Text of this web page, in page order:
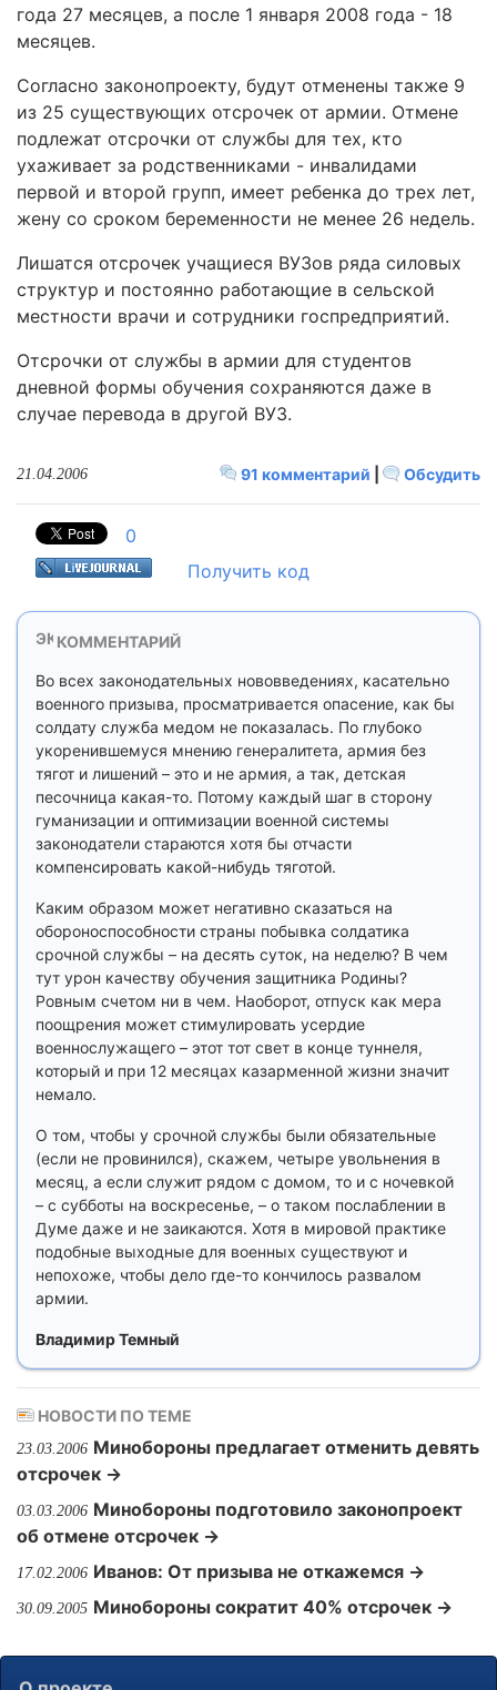
года 27 месяцев, а после 1 января 2008 года - 18
месяцев.
Согласно законопроекту, будут отменены также 9
из 25 существующих отсрочек от армии. Отмене
подлежат отсрочки от службы для тех, кто
ухаживает за родственниками - инвалидами
первой и второй групп, имеет ребенка до трех лет,
жену со сроком беременности не менее 26 недель.
Лишатся отсрочек учащиеся ВУЗов ряда силовых
структур и постоянно работающие в сельской
местности врачи и сотрудники госпредприятий.
Отсрочки от службы в армии для студентов
дневной формы обучения сохраняются даже в
случае перевода в другой ВУЗ.
91 комментарий Обсудить
21.04.2006
0
Получить код
КОММЕНТАРИЙ
Во всех законодательных нововведениях, касательно
военного призыва, просматривается опасение, как бы
солдату служба медом не показалась. По глубоко
укоренившемуся мнению генералитета, армия без
тягот и лишений – это и не армия, а так, детская
песочница какая-то. Потому каждый шаг в сторону
гуманизации и оптимизации военной системы
законодатели стараются хотя бы отчасти
компенсировать какой-нибудь тяготой.
Каким образом может негативно сказаться на
обороноспособности страны побывка солдатика
срочной службы – на десять суток, на неделю? В чем
тут урон качеству обучения защитника Родины?
Ровным счетом ни в чем. Наоборот, отпуск как мера
поощрения может стимулировать усердие
военнослужащего – этот тот свет в конце туннеля,
который и при 12 месяцах казарменной жизни значит
немало.
О том, чтобы у срочной службы были обязательные
(если не провинился), скажем, четыре увольнения в
месяц, а если служит рядом с домом, то и с ночевкой
– с субботы на воскресенье, – о таком послаблении в
Думе даже и не заикаются. Хотя в мировой практике
подобные выходные для военных существуют и
непохоже, чтобы дело где-то кончилось развалом
армии.
Владимир Темный
НОВОСТИ ПО ТЕМЕ
23.03.2006 Минобороны предлагает отменить девять
отсрочек →
03.03.2006 Минобороны подготовило законопроект
об отмене отсрочек →
17.02.2006 Иванов: От призыва не откажемся →
30.09.2005 Минобороны сократит 40% отсрочек →